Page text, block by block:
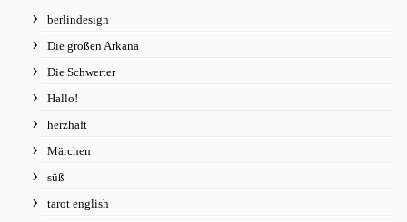
berlindesign
Die großen Arkana
Die Schwerter
Hallo!
herzhaft
Märchen
süß
tarot english